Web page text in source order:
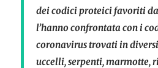
dei codici proteici favoriti
l’hanno confrontata con i
coronavirus trovati in
uccelli, serpenti, marmotte,